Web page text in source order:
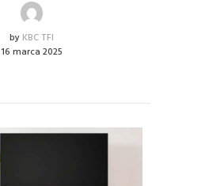
by KBC TFI
16 marca 2025